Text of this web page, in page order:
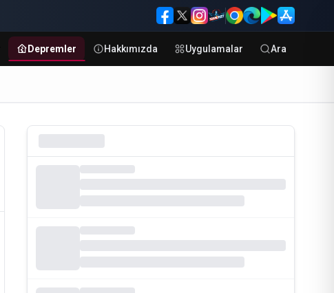
Depremler Hakkımızda Uygulamalar Ara